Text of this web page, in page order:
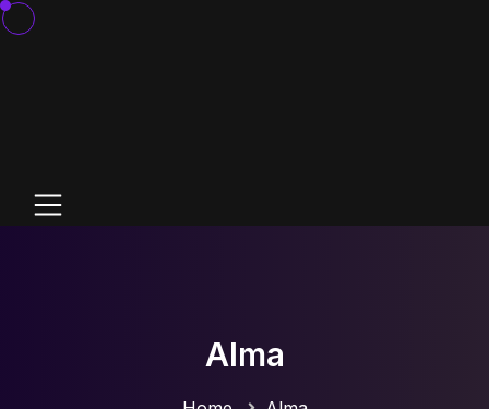
Alma